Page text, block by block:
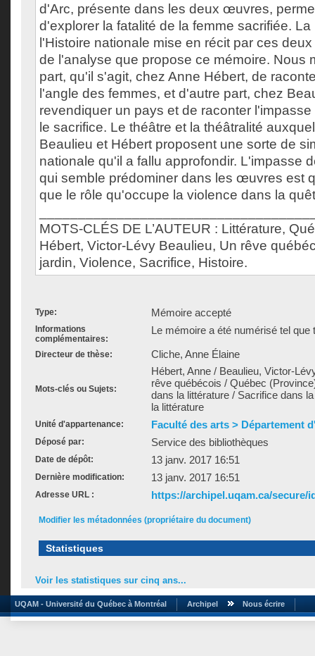
d'Arc, présente dans les deux œuvres,
d'explorer la fatalité de la femme sacrifiée.
l'Histoire nationale mise en récit par ces
de l'analyse que propose ce mémoire. Nous
part, qu'il s'agit, chez Anne Hébert, de
l'angle des femmes, et d'autre part, chez
revendiquer un pays et de raconter
le sacrifice. Le théâtre et la théâtralité
Beaulieu et Hébert proposent une sorte de
nationale qu'il a fallu approfondir. L'impasse
qui semble prédominer dans les œuvres est
que le rôle qu'occupe la violence dans la
MOTS-CLÉS DE L’AUTEUR : Littérature,
Hébert, Victor-Lévy Beaulieu, Un rêve
jardin, Violence, Sacrifice, Histoire.
Type: Mémoire accepté
Informations
complémentaires:
Le mémoire a été numérisé tel que
Directeur de thèse: Cliche, Anne Élaine
Mots-clés ou Sujets:
Hébert, Anne / Beaulieu, Victor-
rêve québécois / Québec
dans la littérature / Sacrifice dans
la littérature
Unité d'appartenance: Faculté des arts > Département
Déposé par: Service des bibliothèques
Date de dépôt: 13 janv. 2017 16:51
Dernière modification: 13 janv. 2017 16:51
Adresse URL : https://archipel.uqam.ca/secure/
Modifier les métadonnées (propriétaire du document)
Statistiques
Voir les statistiques sur cinq ans...
UQAM - Université du Québec à Montréal Archipel Nous écrire